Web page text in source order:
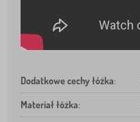
Dodatkowe cechy łóżka:
Materiał łóżka: